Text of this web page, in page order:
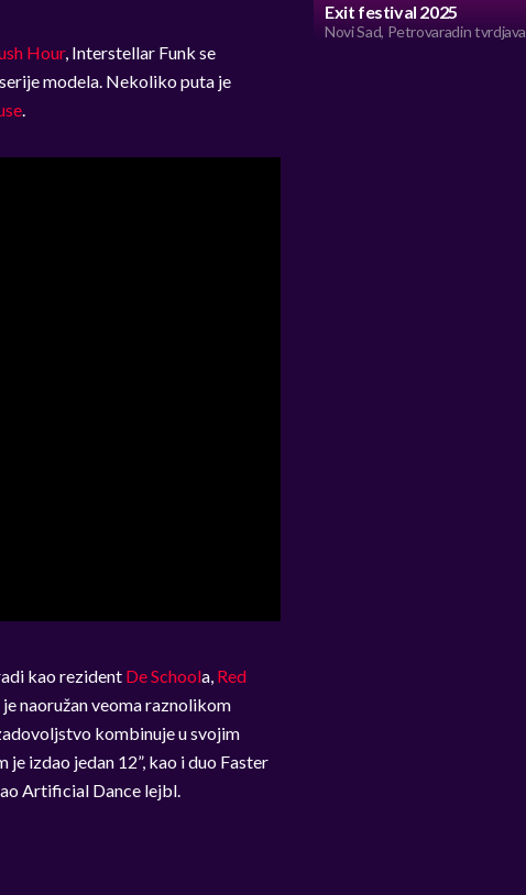
Hour, Interstellar Funk se
modela. Nekoliko puta je
kao rezident De Schoola, Red
naoružan veoma raznolikom
kombinuje u svojim
izdao jedan 12”, kao i duo Faster
Artificial Dance lejbl.
Exit festival 2025
Novi Sad, Petrovaradin tvrdjava